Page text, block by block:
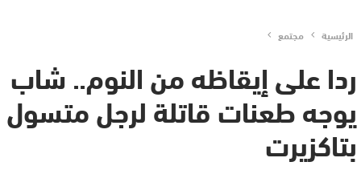
الرئيسية مجتمع
ردا على إيقاظه من النوم.. شاب
يوجه طعنات قاتلة لرجل متسول
بتاكزيرت